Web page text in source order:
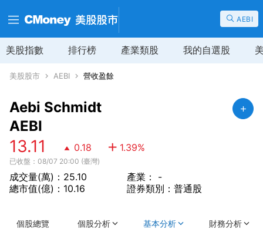
AEBI
美股指數 排行榜 產業類股 我的自選股
美股股市 AEBI 營收盈餘
Aebi Schmidt
AEBI
13.11 0.18 1.39%
已收盤：08/07 20:00 (臺灣)
成交量(萬)：25.10
總市值(億)：10.16
產業： -
證券類別：普通股
個股總覽 個股分析 基本分析 財務分析